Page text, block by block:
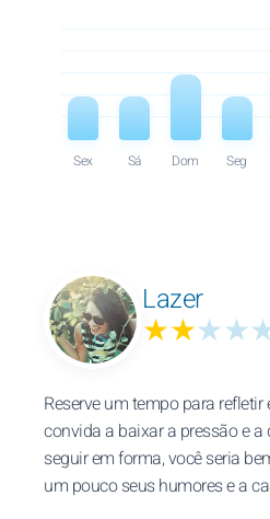
Sex Sá Dom Seg
Lazer
★★
Reserve um tempo para refletir
convida a baixar a pressão e a
seguir em forma, você seria
um pouco seus humores e a